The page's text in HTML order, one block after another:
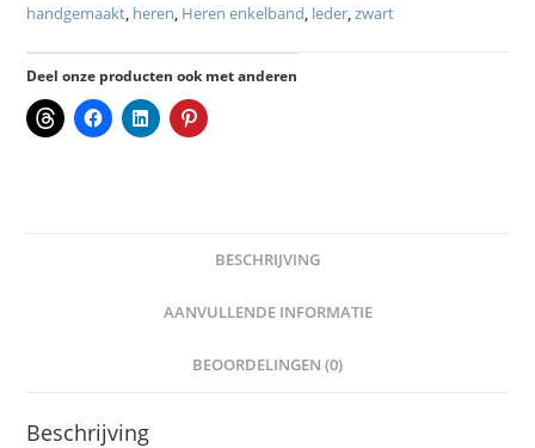
handgemaakt, heren, Heren enkelband, leder,zwart
Deel onze producten ook met anderen
BESCHRIJVING
AANVULLENDE INFORMATIE
BEOORDELINGEN (0)
Beschrijving